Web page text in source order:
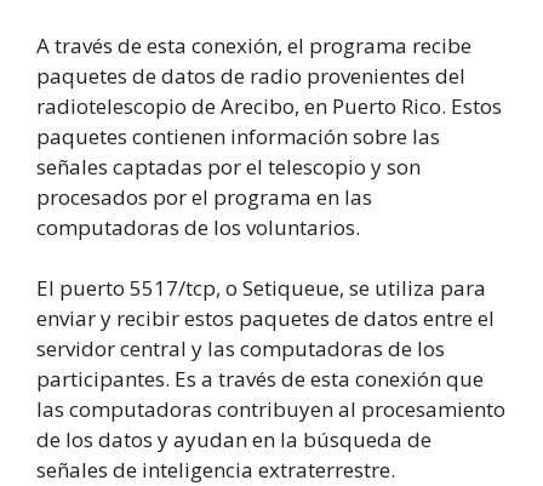
A través de esta conexión, el programa recibe
paquetes de datos de radio provenientes del
radiotelescopio de Arecibo, en Puerto Rico. Estos
paquetes contienen información sobre las
señales captadas por el telescopio y son
procesados por el programa en las
computadoras de los voluntarios.
El puerto 5517/tcp, o Setiqueue, se utiliza para
enviar y recibir estos paquetes de datos entre el
servidor central y las computadoras de los
participantes. Es a través de esta conexión que
las computadoras contribuyen al procesamiento
de los datos y ayudan en la búsqueda de
señales de inteligencia extraterrestre.